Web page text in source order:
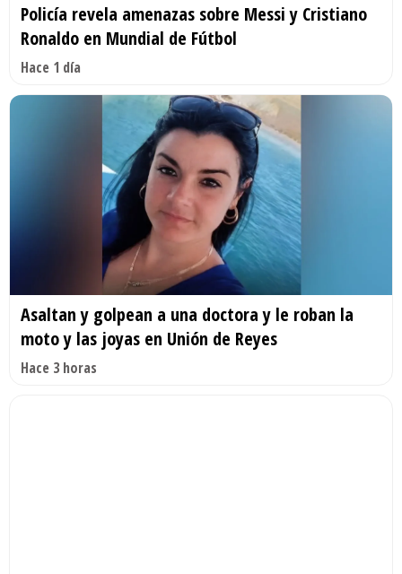
Policía revela amenazas sobre Messi y Cristiano
Ronaldo en Mundial de Fútbol
Hace 1 día
Asaltan y golpean a una doctora y le roban la
moto y las joyas en Unión de Reyes
Hace 3 horas